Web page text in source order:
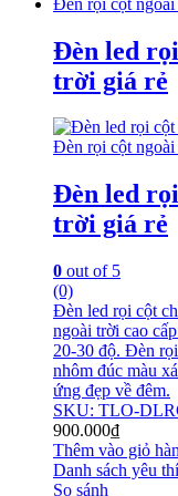
Đèn led
trời giá rẻ
Đèn rọi cột
Đèn led
trời giá rẻ
0 out of 5
(0)
Đèn led rọi cột
ngoài trời cao
20-30 độ. Đèn
nhôm đúc màu
ứng đẹp về đêm.
SKU: TLO-
900.000₫
Thêm vào giỏ
Danh sách yêu
So sánh